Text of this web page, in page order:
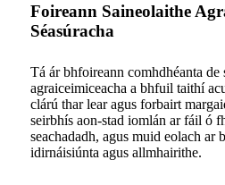
Foireann Saineolaithe
Séasúracha
Tá ár bhfoireann comhdhéanta de
agraiceimiceacha a bhfuil taithí
clárú thar lear agus forbairt
seirbhís aon-stad iomlán ar fáil ó
seachadadh, agus muid eolach ar
idirnáisiúnta agus allmhairithe.